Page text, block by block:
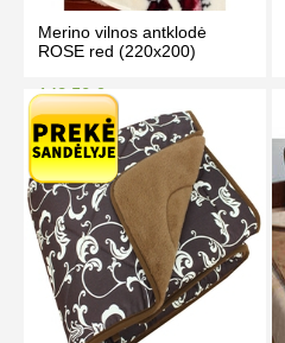
Merino vilnos antklodė
ROSE red (220x200)
148.50 €
Kaina prisijungus
PIRKTI